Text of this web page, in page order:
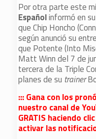
Por otra parte este
Españolinformó en
que Chip Honcho
según anunció su
que Potente (Into
Matt Winn del 7 de
tercera de la Triple
planes de su trainer
::: Gana con los
nuestro canal de
GRATIS haciendo
activar las